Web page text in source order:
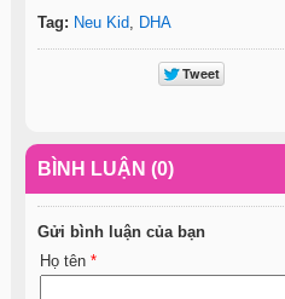
Tag: Neu Kid DHA
BÌNH LUẬN (0)
Gửi bình luận của bạn
Họ tên *